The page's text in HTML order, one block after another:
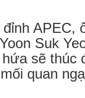
APEC,
Suk
sẽ
quan